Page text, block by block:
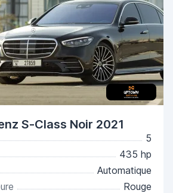
S-Class Noir 2021
5
435 hp
Automatique
Rouge